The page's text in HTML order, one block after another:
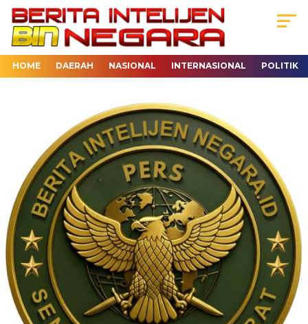
HOME DAERAH NASIONAL INTERNASIONAL POLITIK